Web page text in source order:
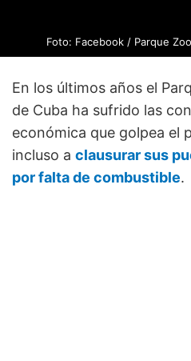
Foto: Facebook / Parque
En los últimos años el
de Cuba ha sufrido las
económica que golpea el
incluso a clausurar sus
por falta de combustible.